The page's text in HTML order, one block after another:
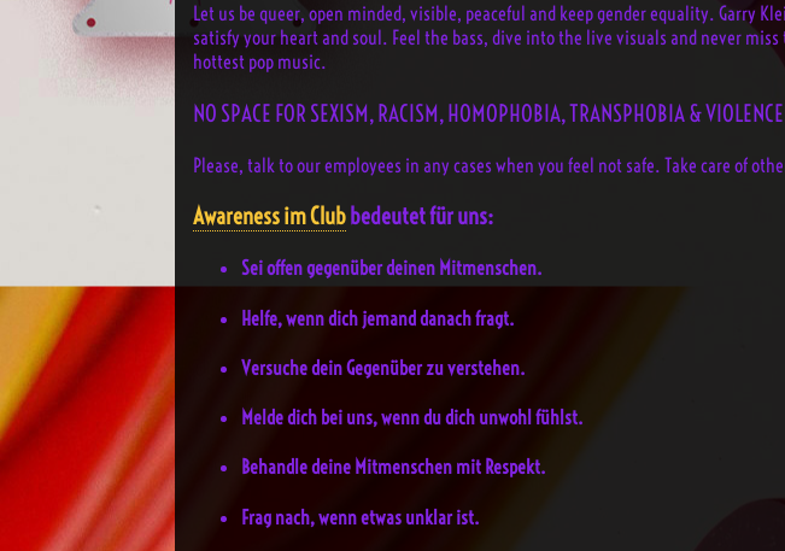
Let us be queer, open minded, visible, peaceful and keep gender equality. Garry
satisfy your heart and soul. Feel the bass, dive into the live visuals and never
hottest pop music.
NO SPACE FOR SEXISM, RACISM, HOMOPHOBIA, TRANSPHOBIA &
Please, talk to our employees in any cases when you feel not safe. Take care of
Awareness im Club bedeutet für uns:
Sei offen gegenüber deinen Mitmenschen.
Helfe, wenn dich jemand danach fragt.
Versuche dein Gegenüber zu verstehen.
Melde dich bei uns, wenn du dich unwohl fühlst.
Behandle deine Mitmenschen mit Respekt.
Frag nach, wenn etwas unklar ist.